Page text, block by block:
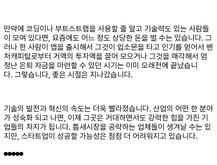
만약에 코딩이나 부트스트랩을 사용할 줄 알고 기술력도 있는 사람들
이 모여 있다면, 요즘에도 어느 정도 상당한 돈을 벌 수는 있습니다. 그
러나 한 사람이 앱을 출시해서 그것이 입소문을 타고 인기를 얻어서 벤
처캐피털로부터 거액의 투자액을 끌어 모으거나 그것을 매각해서 엄
청난 은퇴 자금을 마련할 수 있던 시기는 이미 오래전에 끝났습니
다. 그렇습니다, 좋은 시절은 지나갔습니다.
기술의 발전과 혁신의 속도는 더욱 빨라졌습니다. 산업의 어떤 한 분야
가 성숙화 되고 나면, 이제 그곳은 거대하면서도 강력한 힘을 가진 기
업들의 차지가 됩니다. 틈새시장을 공략하는 업체들이 생겨날 수는 있
지만, 스타트업이 성공할 가능성은 점점 더 어려워지고 있습니다.